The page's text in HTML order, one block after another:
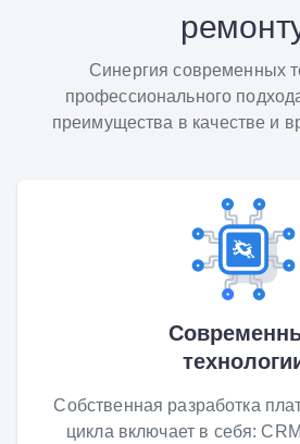
Синергия современных
профессионального
преимущества в качестве и
Собственная разработка
цикла включает в себя: